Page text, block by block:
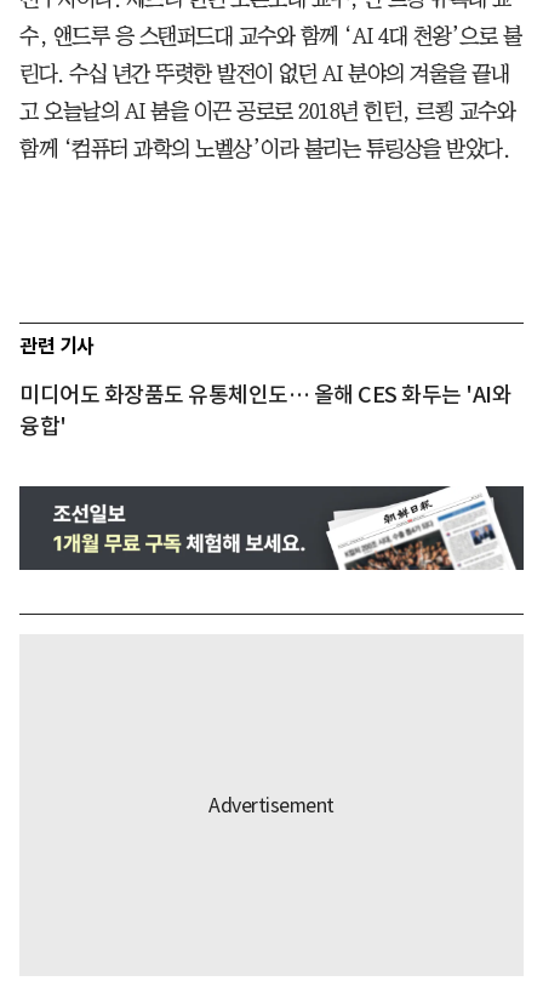
수, 앤드루 응 스탠퍼드대 교수와 함께 ‘AI 4대 천왕’으로 불
린다. 수십 년간 뚜렷한 발전이 없던 AI 분야의 겨울을 끝내
고 오늘날의 AI 붐을 이끈 공로로 2018년 힌턴, 르쾽 교수와
함께 ‘컴퓨터 과학의 노벨상’이라 불리는 튜링상을 받았다.
관련 기사
미디어도 화장품도 유통체인도… 올해 CES 화두는 'AI와
융합'